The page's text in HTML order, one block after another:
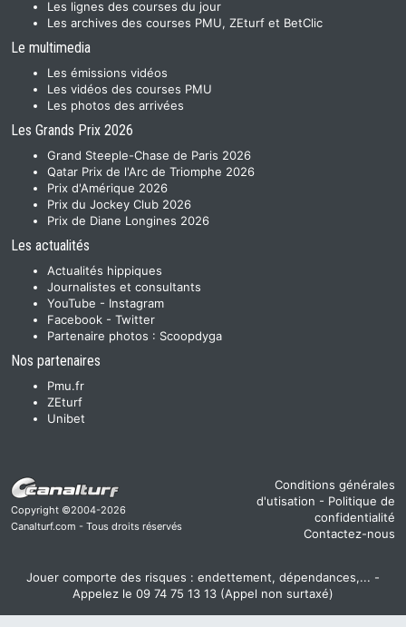
Les lignes des courses du jour
Les archives des courses PMU, ZEturf et BetClic
Le multimedia
Les émissions vidéos
Les vidéos des courses PMU
Les photos des arrivées
Les Grands Prix 2026
Grand Steeple-Chase de Paris 2026
Qatar Prix de l'Arc de Triomphe 2026
Prix d'Amérique 2026
Prix du Jockey Club 2026
Prix de Diane Longines 2026
Les actualités
Actualités hippiques
Journalistes et consultants
YouTube - Instagram
Facebook - Twitter
Partenaire photos : Scoopdyga
Nos partenaires
Pmu.fr
ZEturf
Unibet
Copyright ©2004-2026
Canalturf.com - Tous droits réservés
Conditions générales
d'utisation - Politique de
confidentialité
Contactez-nous
Jouer comporte des risques : endettement, dépendances,... -
Appelez le 09 74 75 13 13 (Appel non surtaxé)